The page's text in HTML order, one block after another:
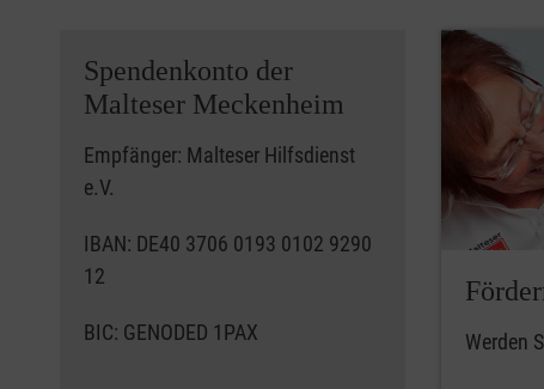
Spendenkonto der
Malteser Meckenheim
Empfänger: Malteser Hilfsdienst
e.V.
IBAN: DE40 3706 0193 0102 9290
12
BIC: GENODED 1PAX Werden